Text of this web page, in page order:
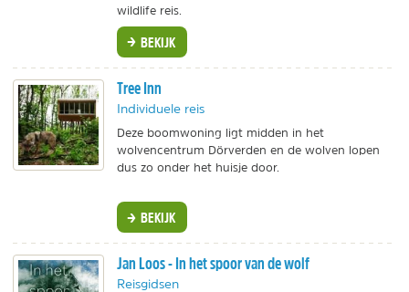
wildlife reis.
BEKIJK
Tree Inn
Individuele reis
Deze boomwoning ligt midden in het
wolvencentrum Dörverden en de wolven lopen
dus zo onder het huisje door.
BEKIJK
Jan Loos - In het spoor van de wolf
Reisgidsen